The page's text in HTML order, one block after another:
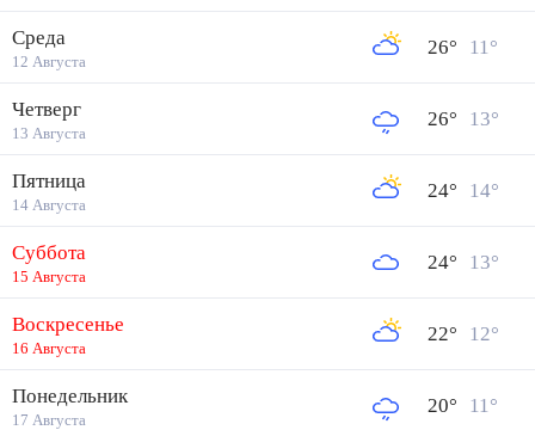
Среда
12 Августа
26° 11°
Четверг
13 Августа
26° 13°
Пятница
14 Августа
24° 14°
Суббота
15 Августа
24° 13°
Воскресенье
16 Августа
22° 12°
Понедельник
17 Августа
20° 11°